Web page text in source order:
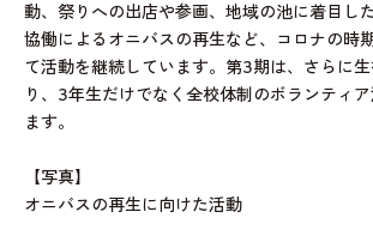
動、祭りへの出店や参画、地域の池に着目し
協働によるオニバスの再生など、コロナの時
て活動を継続しています。第3期は、さらに
り、3年生だけでなく全校体制のボランティ
ます。
【写真】
オニバスの再生に向けた活動